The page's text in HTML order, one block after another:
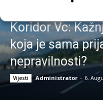
Koridor Vc:
koja je sama
nepravilnosti?
Vijesti Administrator - 6.